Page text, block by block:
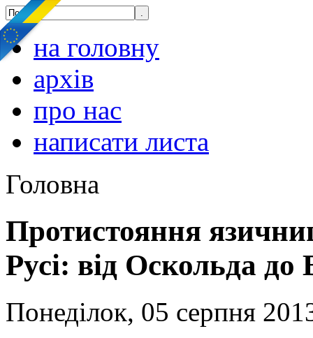
на головну
архів
про нас
написати листа
Головна
Протистояння
Русі: від Оскольда
Понеділок, 05 серпня